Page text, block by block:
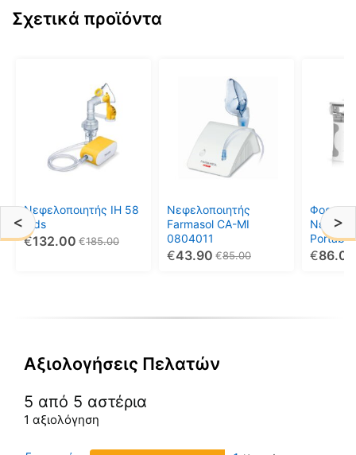
< >
Σχετικά προϊόντα
Νεφελοποιητής IH 58
Kids
185.00
€
132.00
€
Νεφελοποιητής
Farmasol CA-MI
0804011
85.00
€
43.90
€
Φορητός
86.00
€
Αξιολογήσεις Πελατών
5 από 5 αστέρια
1 αξιολόγηση